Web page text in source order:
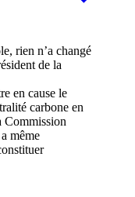
en cause le
carbone en
Commission
même